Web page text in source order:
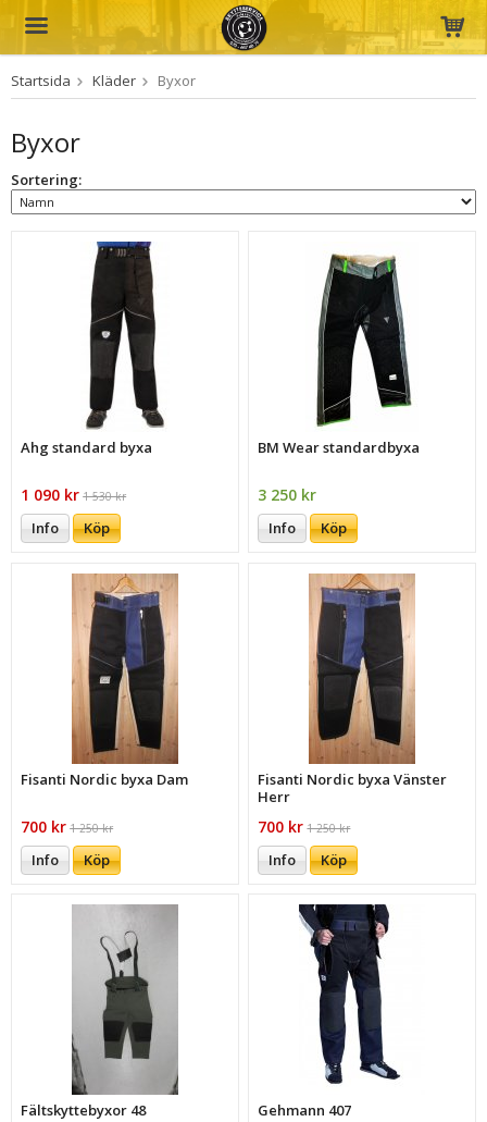
Produkten har blivit tillagd i varukorgen
Startsida Kläder Byxor
Byxor
Sortering:
Ahg standard byxa
1 090 kr 1 530 kr
Info Köp
BM Wear standardbyxa
3 250 kr
Info Köp
Fisanti Nordic byxa Dam
700 kr 1 250 kr
Info Köp
Fisanti Nordic byxa Vänster
Herr
700 kr 1 250 kr
Info Köp
Fältskyttebyxor 48 Gehmann 407